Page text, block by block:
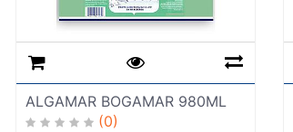
ALGAMAR BOGAMAR 980ML
(0)